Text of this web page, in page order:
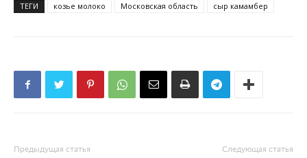
ТЕГИ
козье молоко Московская область сыр камамбер
Предыдущая статья Следующая статья